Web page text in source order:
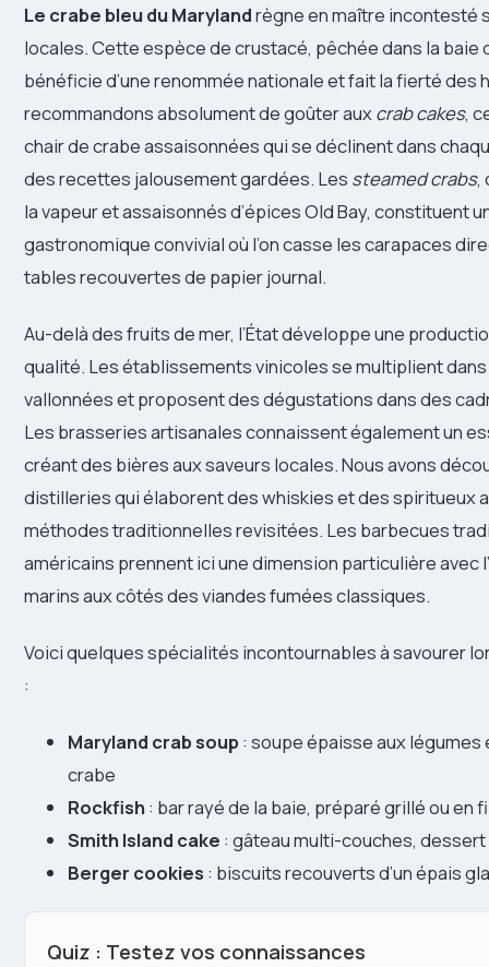
Le crabe bleu du Marylandrègne en maître incontesté
locales. Cette espèce de crustacé, pêchée dans la baie
bénéficie d’une renommée nationale et fait la fierté des
recommandons absolument de goûter auxcrab cakes,
chair de crabe assaisonnées qui se déclinent dans
des recettes jalousement gardées. Les steamed crabs,
la vapeur et assaisonnés d’épices Old Bay, constituent
gastronomique convivial où l’on casse les carapaces
tables recouvertes de papier journal.
Au-delà des fruits de mer, l’État développe une
qualité. Les établissements vinicoles se multiplient
vallonnées et proposent des dégustations dans des
Les brasseries artisanales connaissent également un
créant des bières aux saveurs locales. Nous avons
distilleries qui élaborent des whiskies et des spiritueux
méthodes traditionnelles revisitées. Les barbecues
américains prennent ici une dimension particulière avec
marins aux côtés des viandes fumées classiques.
Voici quelques spécialités incontournables à savourer
:
Maryland crab soup : soupe épaisse aux légumes
crabe
Rockfish : bar rayé de la baie, préparé grillé ou en
Smith Island cake : gâteau multi-couches, dessert
Berger cookies : biscuits recouverts d’un épais
Quiz : Testez vos connaissances